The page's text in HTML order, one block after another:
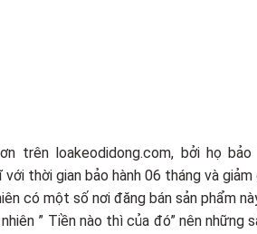
trên loakeodidong.com, bởi họ
thời gian bảo hành 06 tháng và
có một số nơi đăng bán sản phẩm
” Tiền nào thì của đó” nên những